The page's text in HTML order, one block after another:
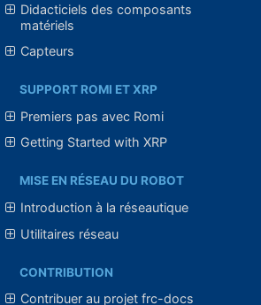
Didacticiels des composants
matériels
Capteurs
SUPPORT ROMI ET XRP
Premiers pas avec Romi
Getting Started with XRP
MISE EN RÉSEAU DU ROBOT
Introduction à la réseautique
Utilitaires réseau
CONTRIBUTION
Contribuer au projet frc-docs